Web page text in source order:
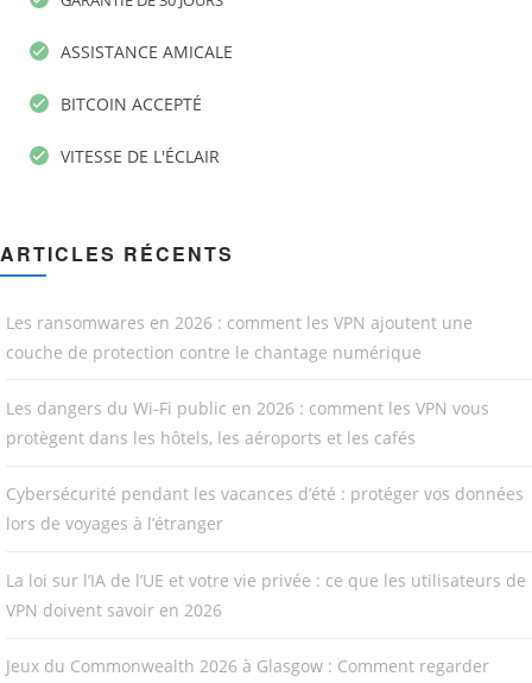
ASSISTANCE AMICALE
BITCOIN ACCEPTÉ
VITESSE DE L'ÉCLAIR
ARTICLES RÉCENTS
Les ransomwares en 2026 : comment les VPN ajoutent une
couche de protection contre le chantage numérique
Les dangers du Wi-Fi public en 2026 : comment les VPN vous
protègent dans les hôtels, les aéroports et les cafés
Cybersécurité pendant les vacances d’été : protéger vos données
lors de voyages à l’étranger
La loi sur l’IA de l’UE et votre vie privée : ce que les utilisateurs de
VPN doivent savoir en 2026
Jeux du Commonwealth 2026 à Glasgow : Comment regarder